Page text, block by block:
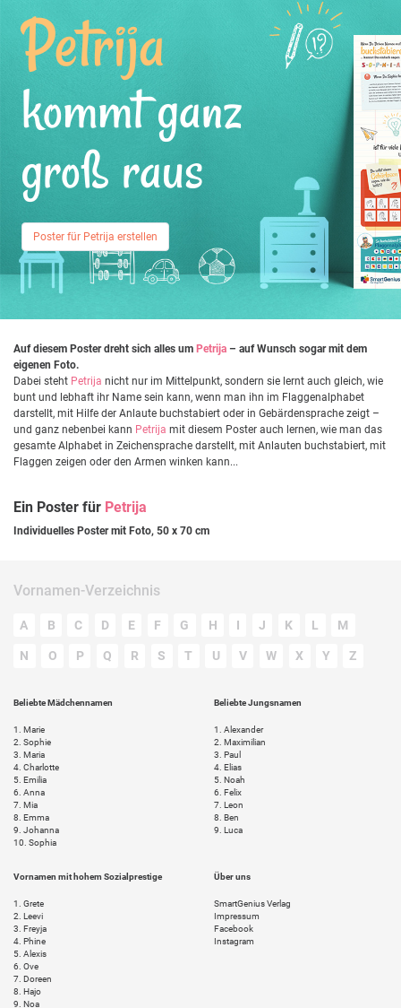
Petrija
kommt ganz
groß raus
Poster für Petrija erstellen
Auf diesem Poster dreht sich alles um Petrija – auf Wunsch sogar mit dem
eigenen Foto.
Dabei steht Petrija nicht nur im Mittelpunkt, sondern sie lernt auch gleich, wie
bunt und lebhaft ihr Name sein kann, wenn man ihn im Flaggenalphabet
darstellt, mit Hilfe der Anlaute buchstabiert oder in Gebärdensprache zeigt –
und ganz nebenbei kann Petrija mit diesem Poster auch lernen, wie man das
gesamte Alphabet in Zeichensprache darstellt, mit Anlauten buchstabiert, mit
Flaggen zeigen oder den Armen winken kann...
Ein Poster für Petrija
Individuelles Poster mit Foto, 50 x 70 cm
Vornamen-Verzeichnis
A B C D E F G H I J K L M
N O P Q R S T U V W X Y Z
Beliebte Mädchennamen
1.
Marie
2. Sophie
3. Maria
4. Charlotte
5. Emilia
6. Anna
7. Mia
8. Emma
9. Johanna
10. Sophia
Beliebte Jungsnamen
1.
Alexander
2. Maximilian
3. Paul
4. Elias
5. Noah
6. Felix
7. Leon
8. Ben
9. Luca
Vornamen mit hohem Sozialprestige
1.
Grete
2. Leevi
3. Freyja
4. Phine
5. Alexis
6. Ove
7. Doreen
8. Hajo
9. Noa
Über uns
SmartGenius Verlag
Impressum
Facebook
Instagram